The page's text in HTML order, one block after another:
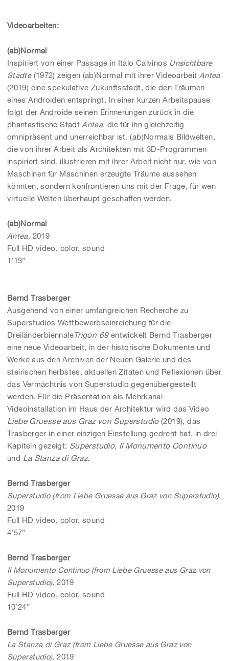
Videoarbeiten:
(ab)Normal
Inspiriert von einer Passage in Italo Calvinos Unsichtbare
Städte(1972) zeigen (ab)Normal mit ihrer Videoarbeit Antea
(2019) eine spekulative Zukunftsstadt, die den Träumen
eines Androiden entspringt. In einer kurzen Arbeitspause
folgt der Androide seinen Erinnerungen zurück in die
phantastische StadtAntea, die für ihn gleichzeitig
omnipräsent und unerreichbar ist. (ab)Normals Bildwelten,
die von ihrer Arbeit als Architekten mit 3D-Programmen
inspiriert sind, illustrieren mit ihrer Arbeit nicht nur, wie von
Maschinen für Maschinen erzeugte Träume aussehen
könnten, sondern konfrontieren uns mit der Frage, für wen
virtuelle Welten überhaupt geschaffen werden.
(ab)Normal
Antea, 2019
Full HD video, color, sound
1’13”
Bernd Trasberger
Ausgehend von einer umfangreichen Recherche zu
Superstudios Wettbewerbseinreichung für die
DreiländerbiennaleTrigon 69 entwickelt Bernd Trasberger
eine neue Videoarbeit, in der historische Dokumente und
Werke aus den Archiven der Neuen Galerie und des
steirischen herbstes, aktuellen Zitaten und Reflexionen über
das Vermächtnis von Superstudio gegenübergestellt
werden. Für die Präsentation als Mehrkanal-
Videoinstallation im Haus der Architektur wird das Video
Liebe Gruesse aus Graz von Superstudio(2019), das
Trasberger in einer einzigen Einstellung gedreht hat, in drei
Kapiteln gezeigt: Superstudio, Il Monumento Continuo
und La Stanza di Graz.
Bernd Trasberger
Superstudio (from Liebe Gruesse aus Graz von Superstudio),
2019
Full HD video, color, sound
4’57”
Bernd Trasberger
Il Monumento Continuo (from Liebe Gruesse aus Graz von
Superstudio), 2019
Full HD video, color, sound
10’24”
Bernd Trasberger
La Stanza di Graz (from Liebe Gruesse aus Graz von
Superstudio), 2019